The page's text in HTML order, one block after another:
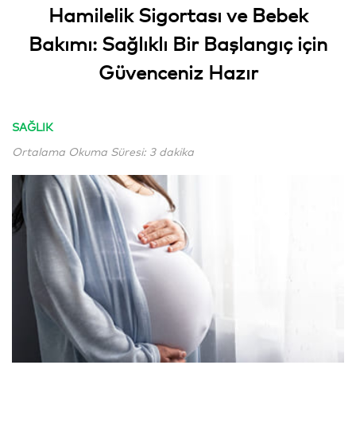
Hamilelik Sigortası ve Bebek
Bakımı: Sağlıklı Bir Başlangıç için
Güvenceniz Hazır
SAĞLIK
Ortalama Okuma Süresi: 3 dakika